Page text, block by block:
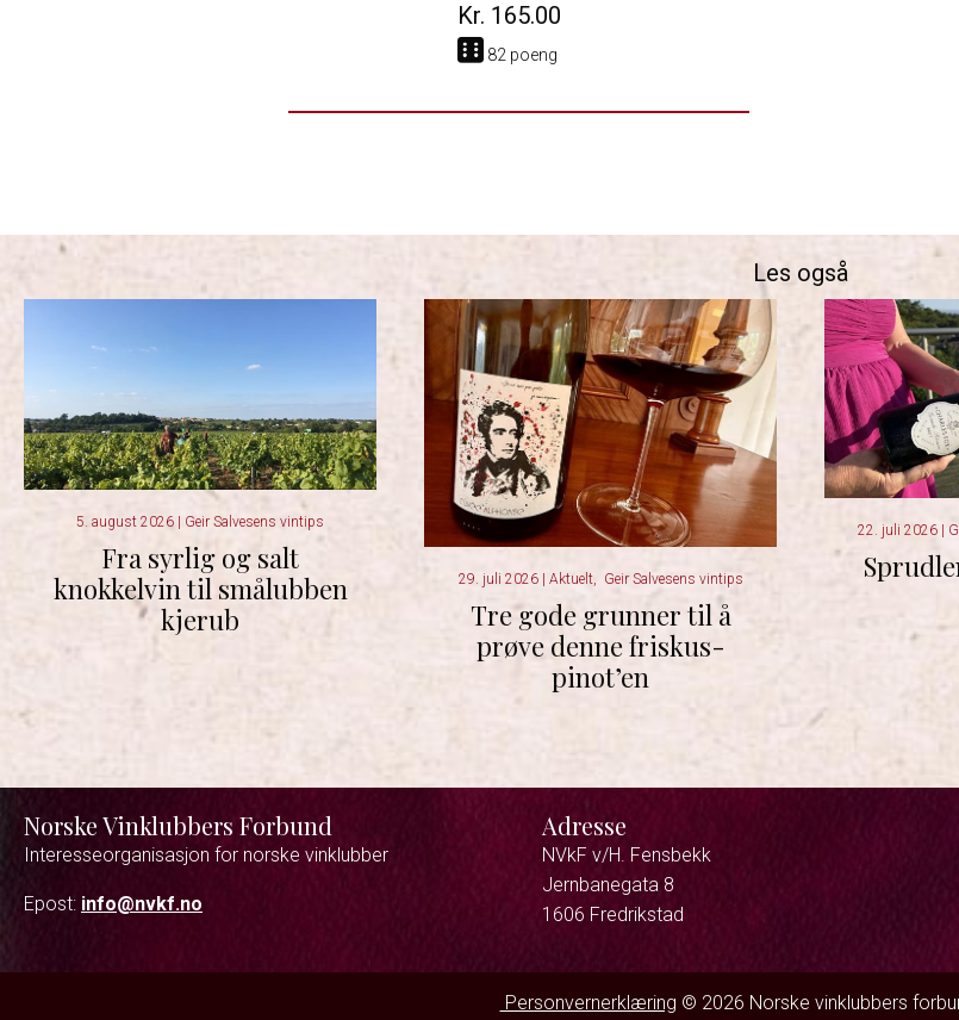
Kr. 165.00
82 poeng
Les også
5. august 2026 Geir Salvesens vintips
Fra syrlig og salt
knokkelvin til smålubben
kjerub
29. juli 2026 Aktuelt, Geir Salvesens vintips
Tre gode grunner til å
prøve denne friskus-
pinot’en
22. juli 2026 |
Norske Vinklubbers Forbund
Interesseorganisasjon for norske vinklubber
Epost: info@nvkf.no
Adresse
NVkF v/H. Fensbekk
Jernbanegata 8
1606 Fredrikstad
Personvernerklæring © 2026 Norske vinklubbers